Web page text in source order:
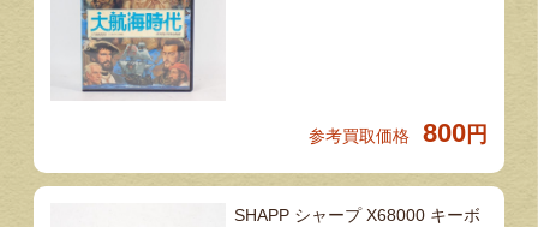
参考買取価格 800 円
SHAPP シャープ X68000 キーボ